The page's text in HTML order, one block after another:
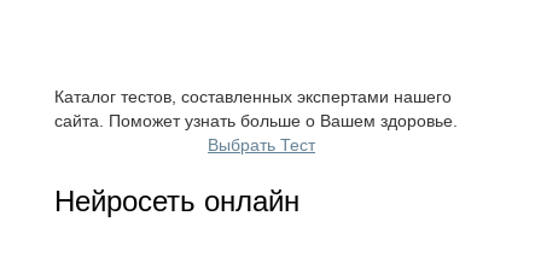
Каталог тестов, составленных экспертами нашего
сайта. Поможет узнать больше о Вашем здоровье.
Выбрать Тест
Нейросеть онлайн